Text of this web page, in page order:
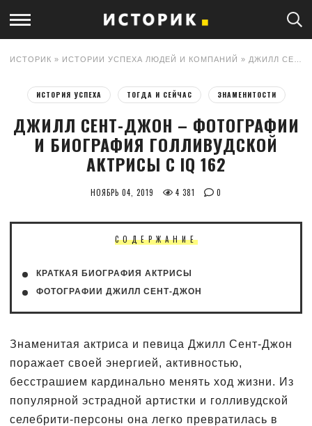
ИСТОРИК » ИСТОРИИ УСПЕХА ЛЮДЕЙ И КОМПАНИЙ » ДЖИЛЛ СЕНТ-ДЖОН – ФОТОГРАФИИ И БИОГРАФИЯ ГОЛЛИВУДСКОЙ АКТРИСЫ С IQ 162
ИСТОРИЯ УСПЕХА ТОГДА И СЕЙЧАС ЗНАМЕНИТОСТИ
ДЖИЛЛ СЕНТ-ДЖОН – ФОТОГРАФИИ
И БИОГРАФИЯ ГОЛЛИВУДСКОЙ
АКТРИСЫ С IQ 162
НОЯБРЬ 04, 2019 4 381 0
СОДЕРЖАНИЕ
КРАТКАЯ БИОГРАФИЯ АКТРИСЫ
ФОТОГРАФИИ ДЖИЛЛ СЕНТ-ДЖОН
Знаменитая актриса и певица Джилл Сент-Джон
поражает своей энергией, активностью,
бесстрашием кардинально менять ход жизни. Из
популярной эстрадной артистки и голливудской
селебрити-персоны она легко превратилась в